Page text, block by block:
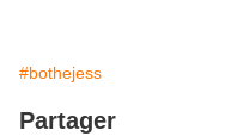
#bothejess
Partager